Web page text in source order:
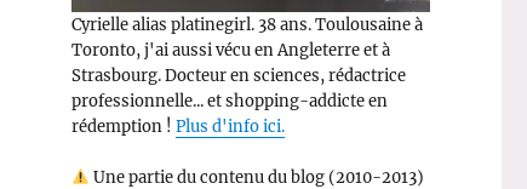
Cyrielle alias platinegirl. 38 ans. Toulousaine à
Toronto, j'ai aussi vécu en Angleterre et à
Strasbourg. Docteur en sciences, rédactrice
professionnelle... et shopping-addicte en
rédemption ! Plus d'info ici.
Une partie du contenu du blog (2010-2013)